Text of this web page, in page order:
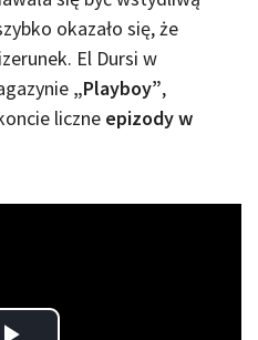
okazało się, że
El Dursi w
„Playboy”,
liczne epizody w